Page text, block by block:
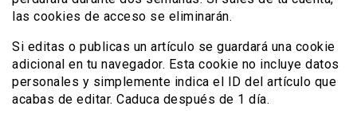
las cookies de acceso se eliminarán.
Si editas o publicas un artículo se guardará una cookie
adicional en tu navegador. Esta cookie no incluye datos
personales y simplemente indica el ID del artículo que
acabas de editar. Caduca después de 1 día.